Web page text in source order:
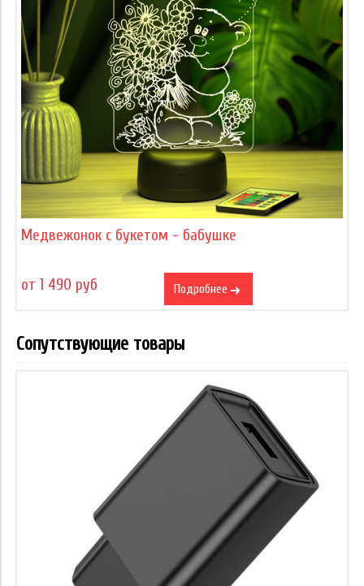
Медвежонок с букетом - бабушке
от 1 490 руб Подробнее
Сопутствующие товары